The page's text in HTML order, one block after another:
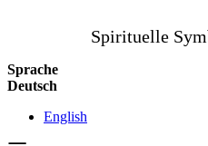
Spirituelle
Sprache
Deutsch
English